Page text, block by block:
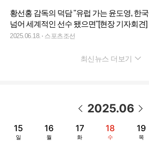
황선홍 감독의 덕담 "유럽 가는 윤도영, 한국
넘어 세계적인 선수 됐으면"[현장 기자회견]
2025.06.18. 스포츠조선
최신뉴스 더보기
2025.06
15
일
16
월
17
화
18
수
19
목